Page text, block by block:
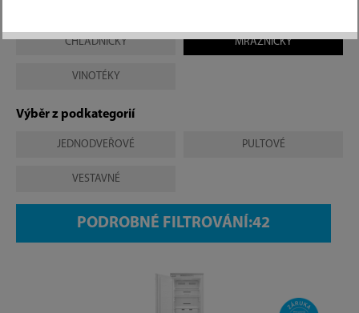
CHLADNIČKY MRAZNIČKY
VINOTÉKY
Výběr z podkategorií
JEDNODVEŘOVÉ PULTOVÉ
VESTAVNÉ
PODROBNÉ FILTROVÁNÍ: